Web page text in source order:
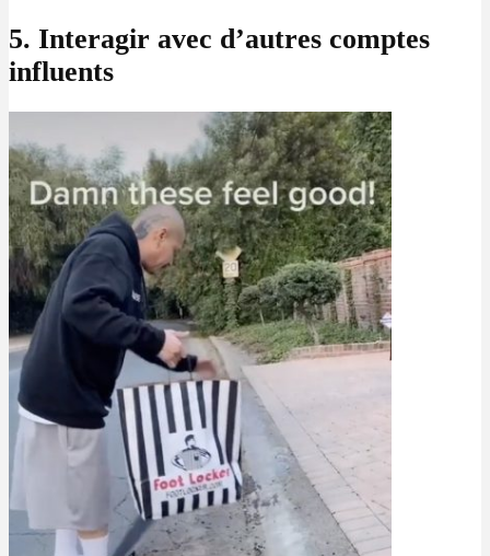
5. Interagir avec d’autres comptes
influents